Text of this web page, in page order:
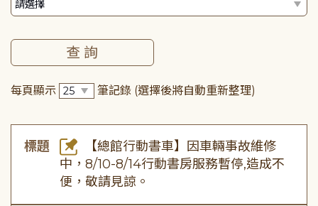
每頁顯示 筆記錄 (選擇後將自動重新整理)
標題
【總館行動書車】因車輛事故維修
中，8/10-8/14行動書房服務暫停,造成不
便，敬請見諒。